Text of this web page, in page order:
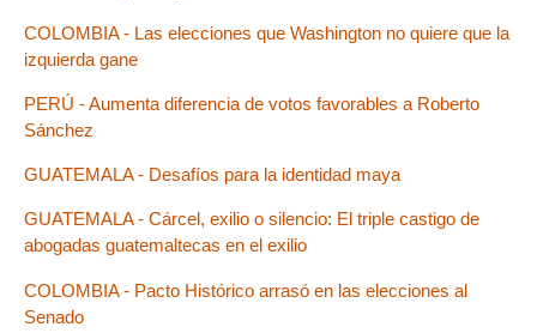
COLOMBIA - Las elecciones que Washington no quiere que la
izquierda gane
PERÚ - Aumenta diferencia de votos favorables a Roberto
Sánchez
GUATEMALA - Desafíos para la identidad maya
GUATEMALA - Cárcel, exilio o silencio: El triple castigo de
abogadas guatemaltecas en el exilio
COLOMBIA - Pacto Histórico arrasó en las elecciones al
Senado